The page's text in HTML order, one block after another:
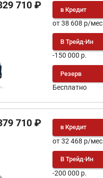
710 ₽ в Кредит
от 38 608 р/мес
В Трейд-Ин
-150 000 р.
Резерв
Бесплатно
710 ₽ в Кредит
от 32 468 р/мес
В Трейд-Ин
-200 000 р.